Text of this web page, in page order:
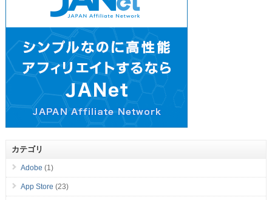
カテゴリ
Adobe (1)
App Store (23)